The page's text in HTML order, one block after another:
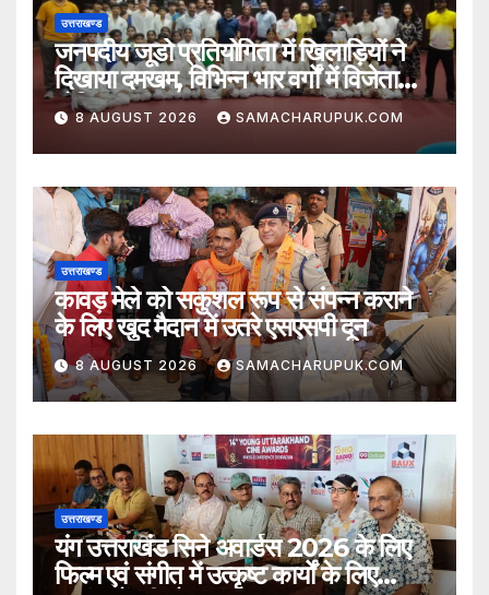
उत्तराखण्ड
जनपदीय जूडो प्रतियोगिता में खिलाड़ियों ने
दिखाया दमखम, विभिन्न भार वर्गों में विजेता
घोषित
8 AUGUST 2026 SAMACHARUPUK.COM
उत्तराखण्ड
कावड़ मेले को सकुशल रूप से संपन्न कराने
के लिए खुद मैदान में उतरे एसएसपी दून
8 AUGUST 2026 SAMACHARUPUK.COM
उत्तराखण्ड
यंग उत्तराखंड सिने अवार्डस 2026 के लिए
फिल्म एवं संगीत में उत्कृष्ट कार्यों के लिए